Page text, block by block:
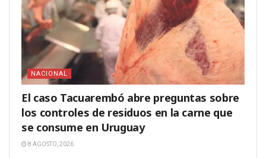
NACIONAL
El caso Tacuarembó abre preguntas sobre
los controles de residuos en la carne que
se consume en Uruguay
8 AGOSTO, 2026